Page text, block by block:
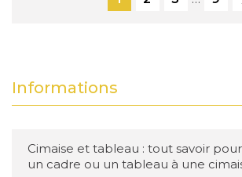
Informations
Cimaise et tableau : tout savoir
un cadre ou un tableau à une